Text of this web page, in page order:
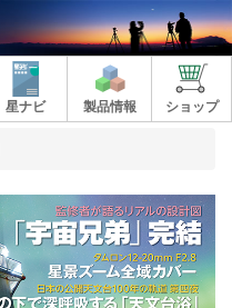
星ナビ 製品情報 ショップ